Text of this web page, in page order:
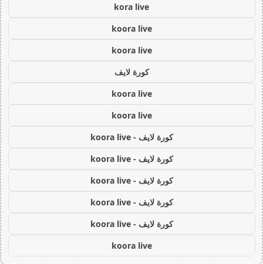
kora live
koora live
koora live
كورة لايف
koora live
koora live
كورة لايف - koora live
كورة لايف - koora live
كورة لايف - koora live
كورة لايف - koora live
كورة لايف - koora live
koora live